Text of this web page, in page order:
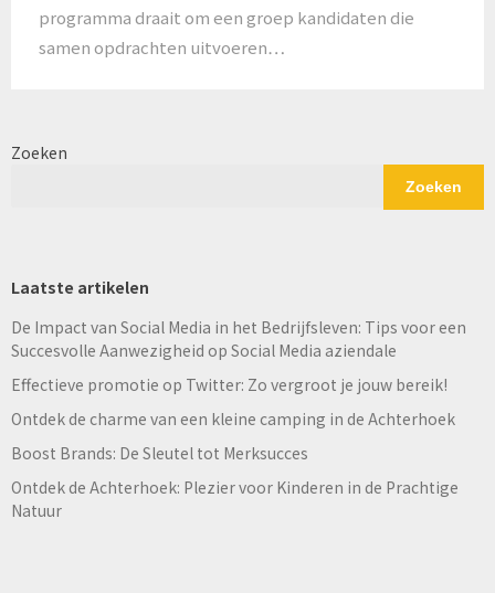
programma draait om een groep kandidaten die
samen opdrachten uitvoeren…
Zoeken
Zoeken
Laatste artikelen
De Impact van Social Media in het Bedrijfsleven: Tips voor een
Succesvolle Aanwezigheid op Social Media aziendale
Effectieve promotie op Twitter: Zo vergroot je jouw bereik!
Ontdek de charme van een kleine camping in de Achterhoek
Boost Brands: De Sleutel tot Merksucces
Ontdek de Achterhoek: Plezier voor Kinderen in de Prachtige
Natuur